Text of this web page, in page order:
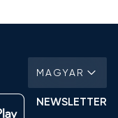
MAGYAR
NEWSLETTER